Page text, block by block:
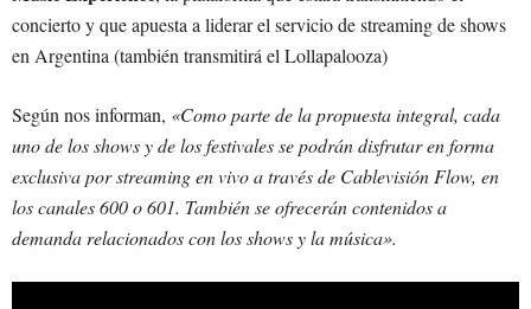
concierto y que apuesta a liderar el servicio de streaming de shows
en Argentina (también transmitirá el Lollapalooza)
Según nos informan, «Como parte de la propuesta integral, cada
uno de los shows y de los festivales se podrán disfrutar en forma
exclusiva por streaming en vivo a través de Cablevisión Flow, en
los canales 600 o 601. También se ofrecerán contenidos a
demanda relacionados con los shows y la música».